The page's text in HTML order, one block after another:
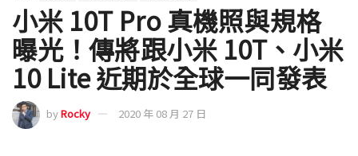
小米 10T Pro 真機照與規格
曝光！傳將跟小米 10T、小米
10 Lite 近期於全球一同發表
byRocky 2020 年 08 月 27 日